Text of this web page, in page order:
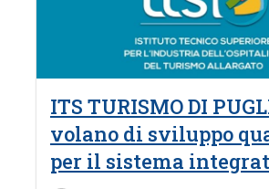
ITS TURISMO DI
volano di sviluppo
per il sistema